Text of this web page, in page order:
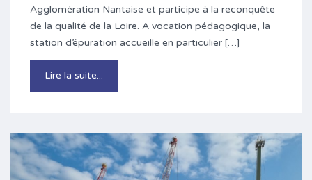
Agglomération Nantaise et participe à la reconquête
de la qualité de la Loire. A vocation pédagogique, la
station d’épuration accueille en particulier […]
Lire la suite...